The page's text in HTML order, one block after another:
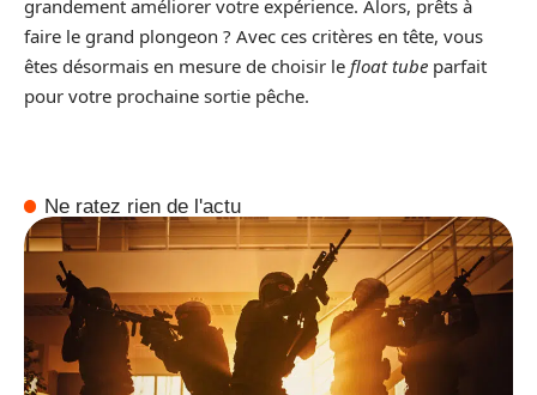
grandement améliorer votre expérience. Alors, prêts à
faire le grand plongeon ? Avec ces critères en tête, vous
êtes désormais en mesure de choisir le float tube parfait
pour votre prochaine sortie pêche.
Ne ratez rien de l'actu